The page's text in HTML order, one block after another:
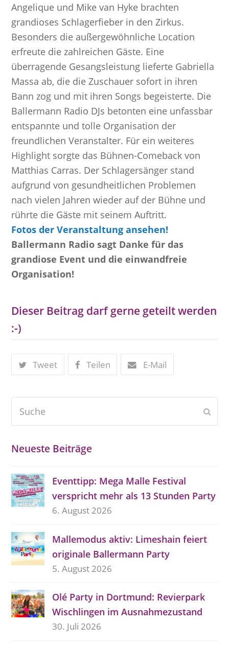
Angelique und Mike van Hyke brachten
grandioses Schlagerfieber in den Zirkus.
Besonders die außergewöhnliche Location
erfreute die zahlreichen Gäste. Eine
überragende Gesangsleistung lieferte Gabriella
Massa ab, die die Zuschauer sofort in ihren
Bann zog und mit ihren Songs begeisterte. Die
Ballermann Radio DJs betonten eine unfassbar
entspannte und tolle Organisation der
freundlichen Veranstalter. Für ein weiteres
Highlight sorgte das Bühnen-Comeback von
Matthias Carras. Der Schlagersänger stand
aufgrund von gesundheitlichen Problemen
nach vielen Jahren wieder auf der Bühne und
rührte die Gäste mit seinem Auftritt.
Fotos der Veranstaltung ansehen!
Ballermann Radio sagt Danke für das
grandiose Event und die einwandfreie
Organisation!
Dieser Beitrag darf gerne geteilt werden
:-)
Tweet Teilen E-Mail
Neueste Beiträge
Eventtipp: Mega Malle Festival
verspricht mehr als 13 Stunden Party
6. August 2026
Mallemodus aktiv: Limeshain feiert
originale Ballermann Party
5. August 2026
Olé Party in Dortmund: Revierpark
Wischlingen im Ausnahmezustand
30. Juli 2026